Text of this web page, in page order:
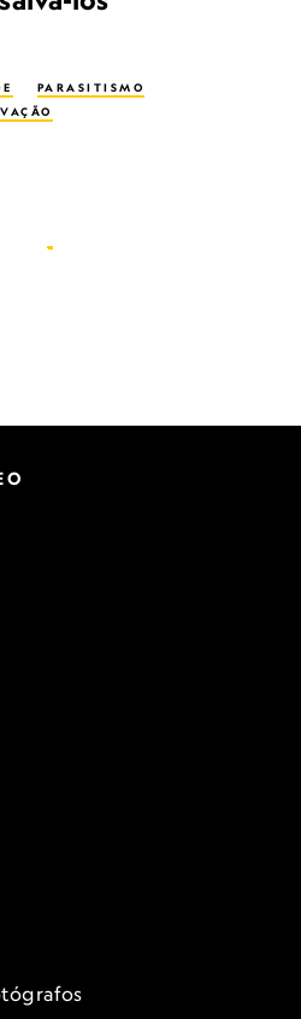
PARASITISMO